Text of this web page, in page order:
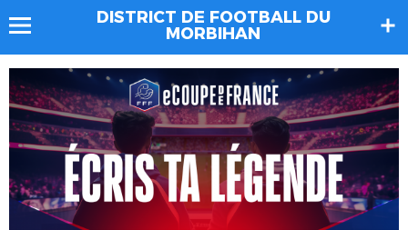
DISTRICT DE FOOTBALL DU
MORBIHAN